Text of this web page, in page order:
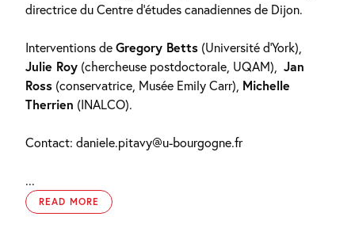
directrice du Centre d’études canadiennes de Dijon.
Interventions deGregory Betts (Université d’York),
Julie Roy (chercheuse postdoctorale, UQAM),
Jan
Ross (conservatrice, Musée Emily Carr), Michelle
Therrien (INALCO).
Contact: daniele.pitavy@u-bourgogne.fr
...
READ MORE